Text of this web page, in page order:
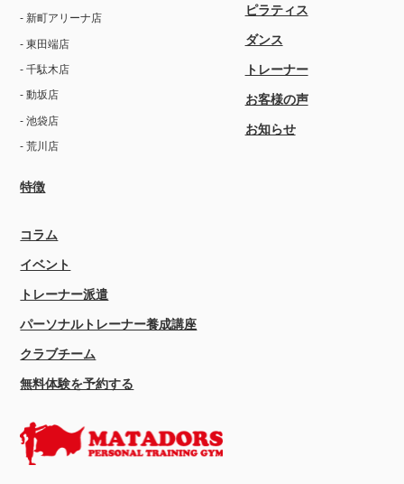
- 新町アリーナ店
- 東田端店
- 千駄木店
- 動坂店
- 池袋店
- 荒川店
特徴
ピラティス
ダンス
トレーナー
お客様の声
お知らせ
コラム
イベント
トレーナー派遣
パーソナルトレーナー養成講座
クラブチーム
無料体験を予約する